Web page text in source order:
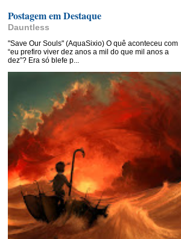
Postagem em Destaque
Dauntless
"Save Our Souls" (AquaSixio) O quê aconteceu com
“eu prefiro viver dez anos a mil do que mil anos a
dez”? Era só blefe p...